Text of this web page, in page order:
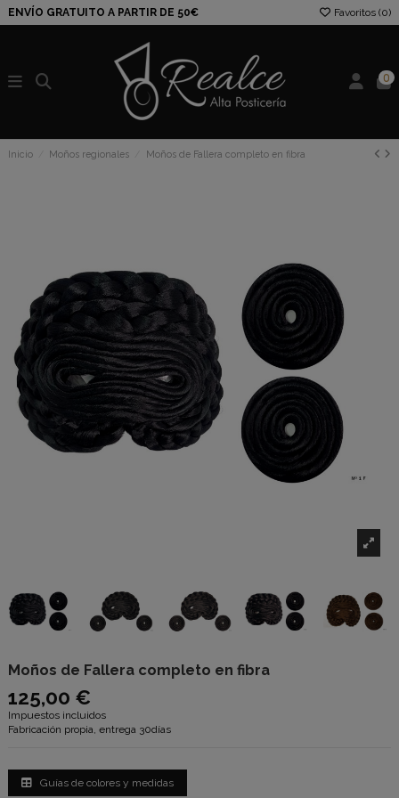
ENVÍO GRATUITO A PARTIR DE 50€ Favoritos (0)
0
Inicio Moños regionales Moños de Fallera completo en fibra
Moños de Fallera completo en fibra
125,00 €
Impuestos incluidos
Fabricación propia, entrega 30días
Guías de colores y medidas